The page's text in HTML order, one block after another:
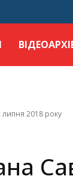
липня 2018 року